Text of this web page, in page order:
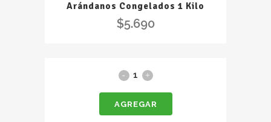
quantity
Arándanos Congelados 1 Kilo
$5.690
Aros
Cebolla
AGREGAR